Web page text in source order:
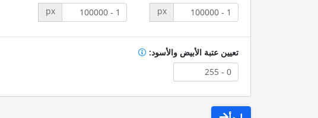
px
px
تعيين عتبة الأبيض والأسود: